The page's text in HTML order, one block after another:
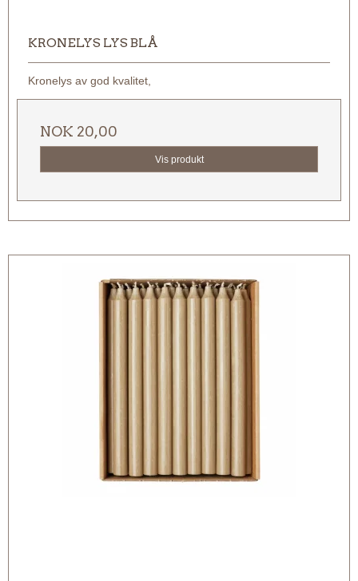
KRONELYS LYS BLÅ
Kronelys av god kvalitet,
NOK 20,00
Vis produkt